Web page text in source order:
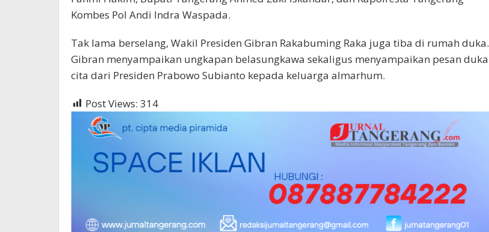
Kombes Pol Andi Indra Waspada.
Tak lama berselang, Wakil Presiden Gibran Rakabuming Raka juga tiba di rumah duka.
Gibran menyampaikan ungkapan belasungkawa sekaligus menyampaikan pesan duka
cita dari Presiden Prabowo Subianto kepada keluarga almarhum.
Post Views: 314